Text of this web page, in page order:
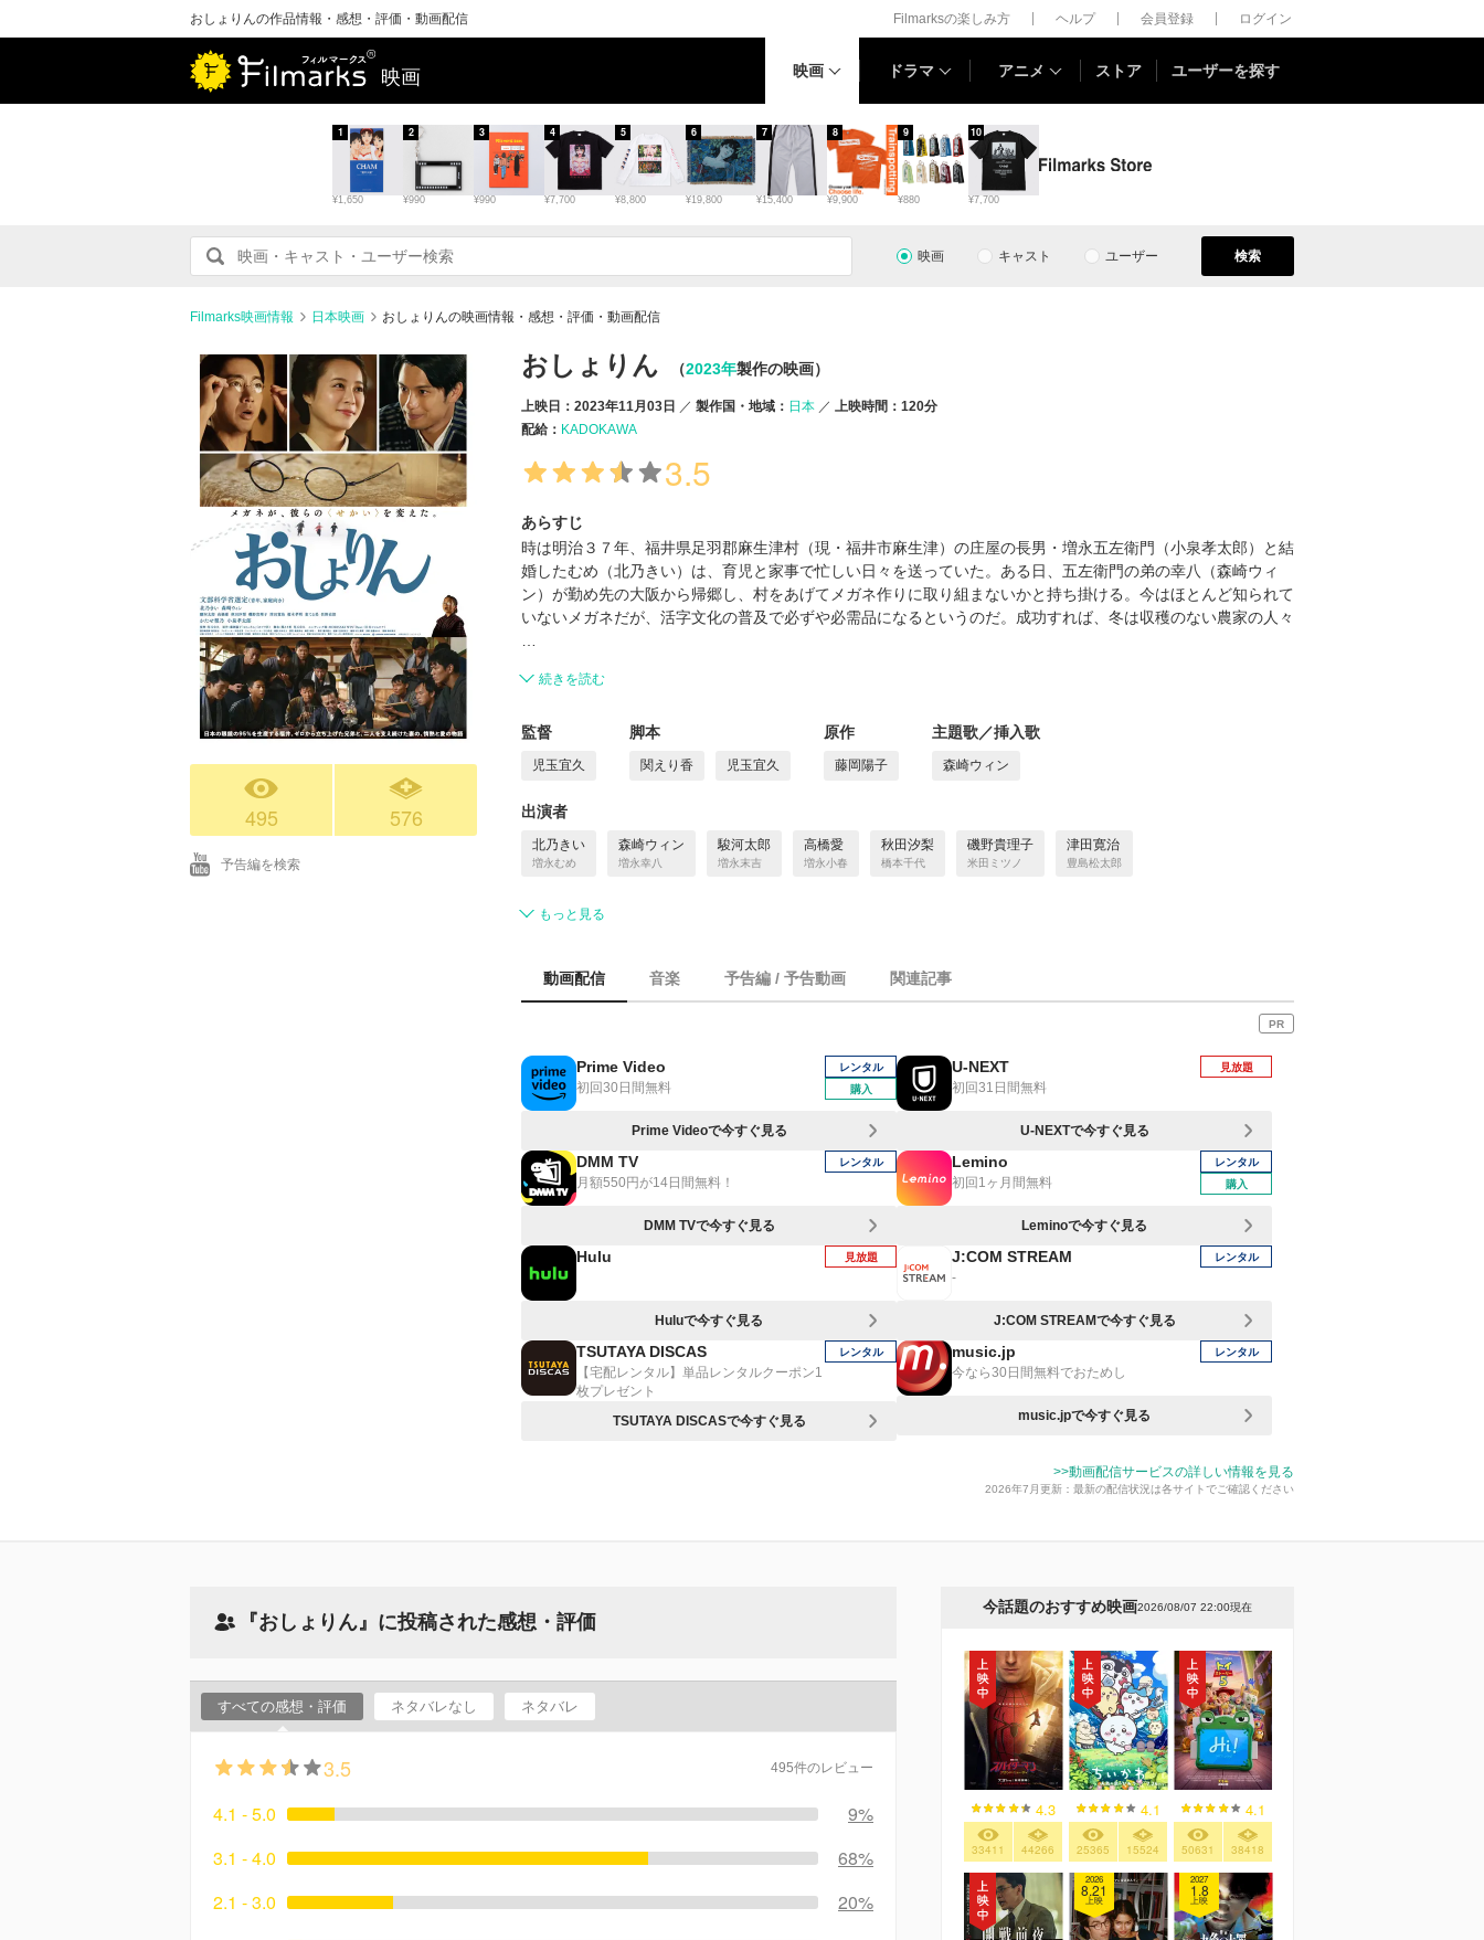
おしょりんの作品情報・感想・評価・動画配信 Filmarksの楽しみ方 ヘルプ 会員登録 ログイン
映画 映画 ドラマ アニメ ストア ユーザーを探す
¥1,650
1
¥990
2
¥990
3
¥7,700
4
¥8,800
5
¥19,800
6
¥15,400
7
¥9,900
8
¥880
9
¥7,700
10
映画 キャスト ユーザー 検索
Filmarks映画情報 日本映画 おしょりんの映画情報・感想・評価・動画配信
495 576
予告編を検索
おしょりん （2023年製作の映画）
上映日：2023年11月03日 製作国・地域： 日本
上映時間：120分
配給： KADOKAWA
3.5
あらすじ
時は明治３７年、福井県足羽郡麻生津村（現・福井市麻生津）の庄屋の長男・増永五左衛門（小泉孝太郎）と結
婚したむめ（北乃きい）は、育児と家事で忙しい日々を送っていた。ある日、五左衛門の弟の幸八（森崎ウィ
ン）が勤め先の大阪から帰郷し、村をあげてメガネ作りに取り組まないかと持ち掛ける。今はほとんど知られて
いないメガネだが、活字文化の普及で必ずや必需品になるというのだ。成功すれば、冬は収穫のない農家の人々
続きを読む
監督
児玉宜久
脚本
関えり香 児玉宜久
原作
藤岡陽子
主題歌／挿入歌
森崎ウィン
出演者
北乃きい
増永むめ
森崎ウィン
増永幸八
駿河太郎
増永末吉
高橋愛
増永小春
秋田汐梨
橋本千代
磯野貴理子
米田ミツノ
津田寛治
豊島松太郎
もっと見る
動画配信 音楽 予告編 / 予告動画 関連記事
PR
Prime Video
初回30日間無料
レンタル
購入
Prime Videoで今すぐ見る
U-NEXT
初回31日間無料
見放題
U-NEXTで今すぐ見る
DMM TV
月額550円が14日間無料！
レンタル
DMM TVで今すぐ見る
Lemino
初回1ヶ月間無料
レンタル
購入
Leminoで今すぐ見る
Hulu 見放題
Huluで今すぐ見る
J:COM STREAM
-
レンタル
J:COM STREAMで今すぐ見る
TSUTAYA DISCAS
【宅配レンタル】単品レンタルクーポン1
枚プレゼント
レンタル
TSUTAYA DISCASで今すぐ見る
music.jp
今なら30日間無料でおためし
レンタル
music.jpで今すぐ見る
>>動画配信サービスの詳しい情報を見る
2026年7月更新：最新の配信状況は各サイトでご確認ください
『おしょりん』に投稿された感想・評価
すべての感想・評価 ネタバレなし ネタバレ
3.5 495件のレビュー
4.1 - 5.0
9%
3.1 - 4.0
68%
2.1 - 3.0
20%
今話題のおすすめ映画2026/08/07 22:00現在
4.3
33411 44266
4.1
25365 15524
4.1
50631 38418
2026
8.21
上映
2027
1.8
上映